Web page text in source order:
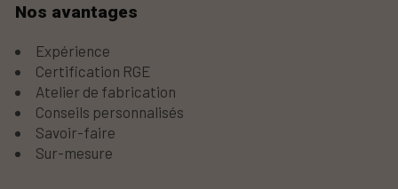
Nos avantages
Expérience
Certification RGE
Atelier de fabrication
Conseils personnalisés
Savoir-faire
Sur-mesure